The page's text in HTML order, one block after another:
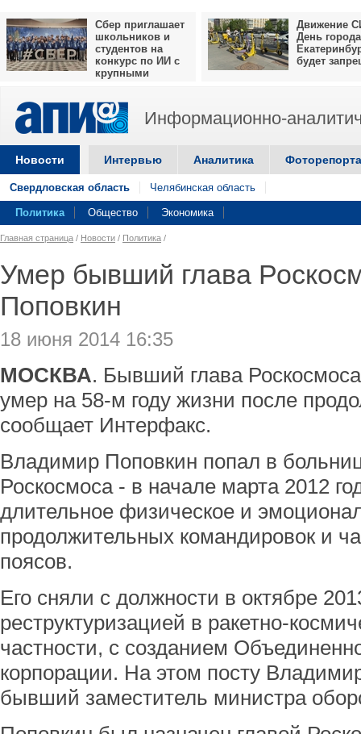
Сбер приглашает
школьников и
студентов на
конкурс по ИИ с
крупными
Движение
День города
будет
Информационно-
Новости Интервью Аналитика
Свердловская область Челябинская область
Политика Общество Экономика
Главная страница / Новости / Политика /
Умер бывший глава
Поповкин
18 июня 2014 16:35
МОСКВА. Бывший глава
умер на 58-м году жизни после
сообщает Интерфакс.
Владимир Поповкин попал в
Роскосмоса - в начале марта 2012
длительное физическое и
продолжительных командировок и
поясов.
Его сняли с должности в октябре
реструктуризацией в ракетно-
частности, с созданием
корпорации. На этом посту
бывший заместитель министра